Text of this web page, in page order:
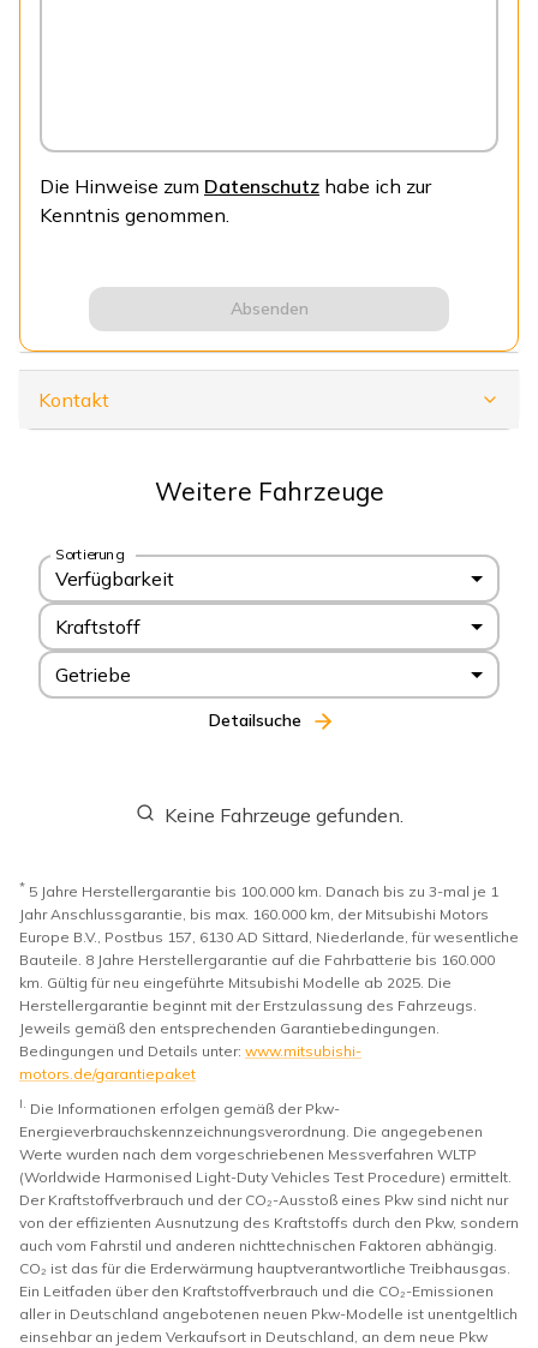
Die Hinweise zum Datenschutz habe ich zur
Kenntnis genommen.
Absenden
Kontakt
Weitere Fahrzeuge
Sortierung
Verfügbarkeit
Kraftstoff
Getriebe
Detailsuche
Keine Fahrzeuge gefunden.
* 5 Jahre Herstellergarantie bis 100.000 km. Danach bis zu 3-mal je 1
Jahr Anschlussgarantie, bis max. 160.000 km, der Mitsubishi Motors
Europe B.V., Postbus 157, 6130 AD Sittard, Niederlande, für wesentliche
Bauteile. 8 Jahre Herstellergarantie auf die Fahrbatterie bis 160.000
km. Gültig für neu eingeführte Mitsubishi Modelle ab 2025. Die
Herstellergarantie beginnt mit der Erstzulassung des Fahrzeugs.
Jeweils gemäß den entsprechenden Garantiebedingungen.
Bedingungen und Details unter: www.mitsubishi-
motors.de/garantiepaket
I. Die Informationen erfolgen gemäß der Pkw-
Energieverbrauchskennzeichnungsverordnung. Die angegebenen
Werte wurden nach dem vorgeschriebenen Messverfahren WLTP
(Worldwide Harmonised Light-Duty Vehicles Test Procedure) ermittelt.
Der Kraftstoffverbrauch und der CO₂-Ausstoß eines Pkw sind nicht nur
von der effizienten Ausnutzung des Kraftstoffs durch den Pkw, sondern
auch vom Fahrstil und anderen nichttechnischen Faktoren abhängig.
CO₂ ist das für die Erderwärmung hauptverantwortliche Treibhausgas.
Ein Leitfaden über den Kraftstoffverbrauch und die CO₂-Emissionen
aller in Deutschland angebotenen neuen Pkw-Modelle ist unentgeltlich
einsehbar an jedem Verkaufsort in Deutschland, an dem neue Pkw